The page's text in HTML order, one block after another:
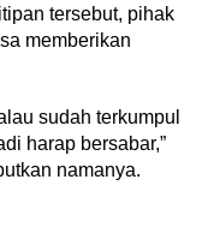
tersebut, pihak
memberikan
sudah terkumpul
harap bersabar,”
namanya.